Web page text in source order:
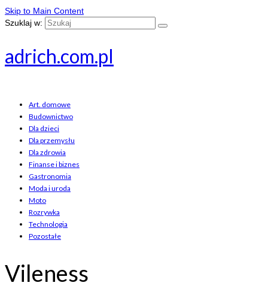
Skip to Main Content
Szuklaj w:
adrich.com.pl
Art. domowe
Budownictwo
Dla dzieci
Dla przemysłu
Dla zdrowia
Finanse i biznes
Gastronomia
Moda i uroda
Moto
Rozrywka
Technologia
Pozostałe
Vileness